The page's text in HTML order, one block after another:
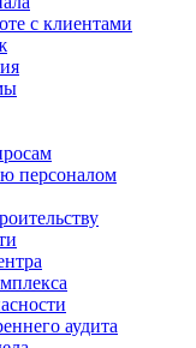
с клиентами
персоналом
аудита